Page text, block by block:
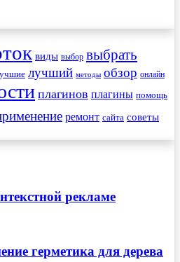
виды выбор выбрать
лучший методы обзор онлайн
плагинов плагины помощь
ремонт сайта советы
рекламе
герметика для дерева